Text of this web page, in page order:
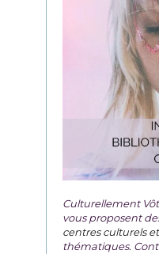
Culturellement
vous proposent
centres culturels
thématiques.